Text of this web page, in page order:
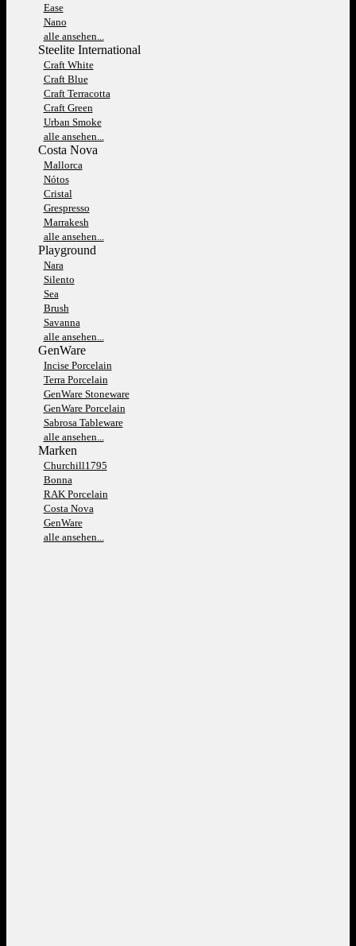
Ease
Nano
alle ansehen...
Steelite International
Craft White
Craft Blue
Craft Terracotta
Craft Green
Urban Smoke
alle ansehen...
Costa Nova
Mallorca
Nótos
Cristal
Grespresso
Marrakesh
alle ansehen...
Playground
Nara
Silento
Sea
Brush
Savanna
alle ansehen...
GenWare
Incise Porcelain
Terra Porcelain
GenWare Stoneware
GenWare Porcelain
Sabrosa Tableware
alle ansehen...
Marken
Churchill1795
Bonna
RAK Porcelain
Costa Nova
GenWare
alle ansehen...